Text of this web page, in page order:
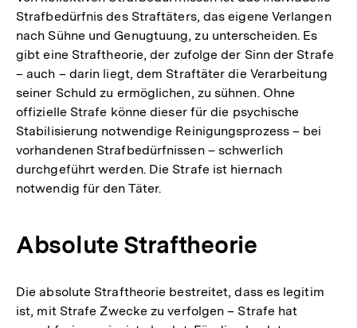
Strafbedürfnis des Straftäters, das eigene Verlangen
nach Sühne und Genugtuung, zu unterscheiden. Es
gibt eine Straftheorie, der zufolge der Sinn der Strafe
– auch – darin liegt, dem Straftäter die Verarbeitung
seiner Schuld zu ermöglichen, zu sühnen. Ohne
offizielle Strafe könne dieser für die psychische
Stabilisierung notwendige Reinigungsprozess – bei
vorhandenen Strafbedürfnissen – schwerlich
durchgeführt werden. Die Strafe ist hiernach
notwendig für den Täter.
Absolute Straftheorie
Die absolute Straftheorie bestreitet, dass es legitim
ist, mit Strafe Zwecke zu verfolgen – Strafe hat